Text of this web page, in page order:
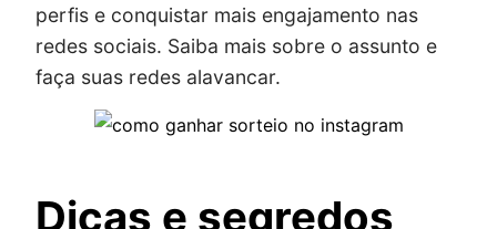
perfis e conquistar mais engajamento nas
redes sociais. Saiba mais sobre o assunto e
faça suas redes alavancar.
Dicas e segredos